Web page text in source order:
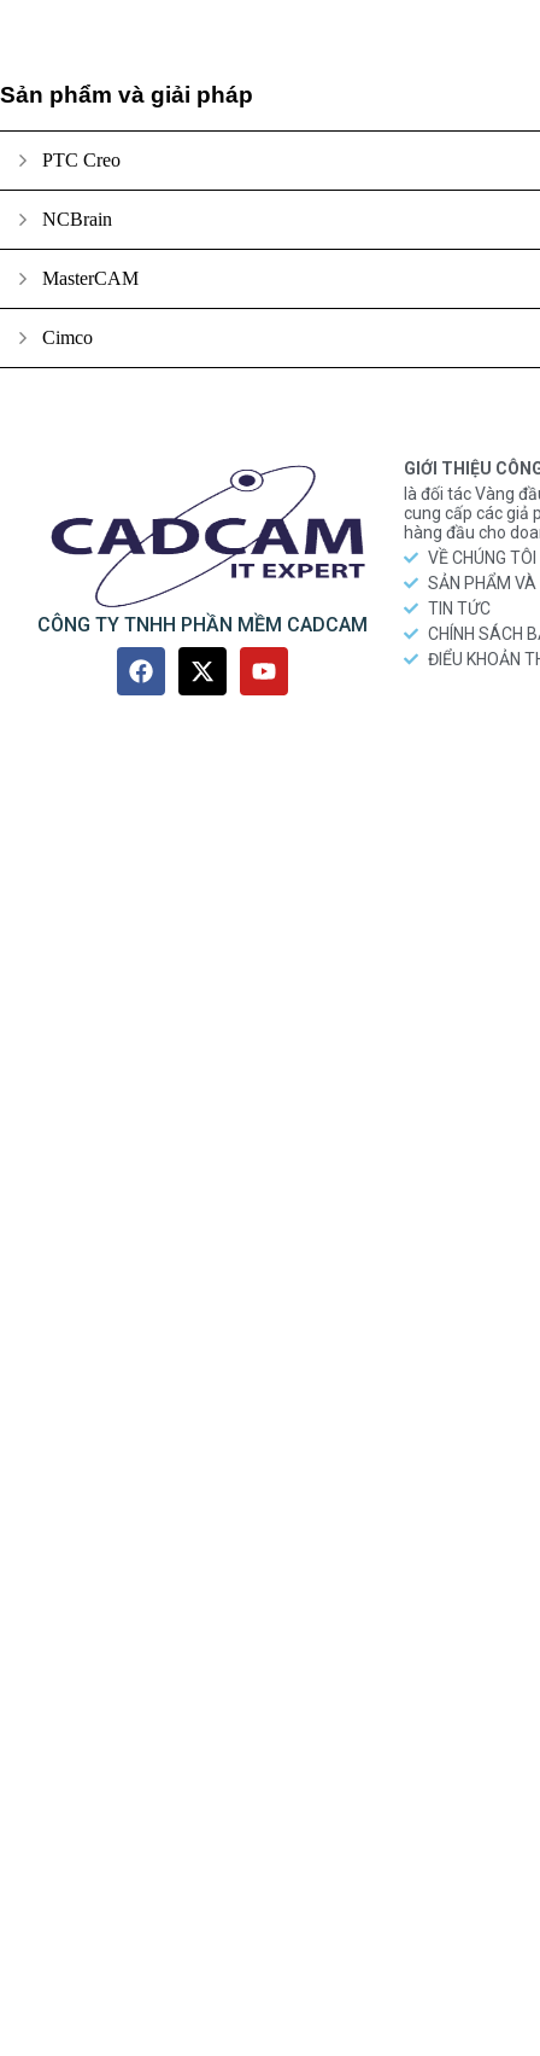
Sản phẩm và giải pháp
PTC Creo
NCBrain
MasterCAM
Cimco
CÔNG TY TNHH PHẦN MỀM CADCAM
GIỚI THIỆU
là đối tác Vàng
cung cấp các giả
hàng đầu cho
VỀ CHÚNG TÔI
SẢN PHẨM VÀ
TIN TỨC
CHÍNH SÁCH
ĐIỂU KHOẢN